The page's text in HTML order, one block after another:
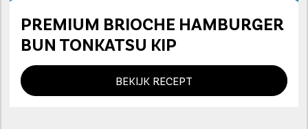
PREMIUM BRIOCHE HAMBURGER
BUN TONKATSU KIP
BEKIJK RECEPT